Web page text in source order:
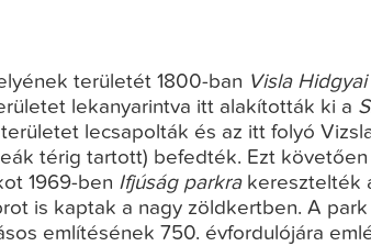
területét 1800-ban Visla
lekanyarintva itt alakították ki a
lecsapolták és az itt folyó
térig tartott) befedték. Ezt
1969-ben Ifjúság parkrakeresztelték
is kaptak a nagy zöldkertben. A
említésének 750. évfordulójára